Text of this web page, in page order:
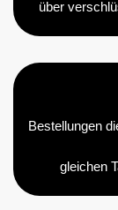
über
Bestellungen
gleichen